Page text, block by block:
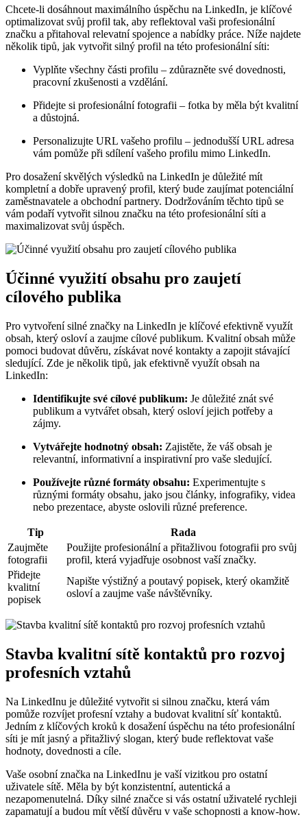
Chcete-li dosáhnout maximálního úspěchu na LinkedIn, je klíčové
optimalizovat svůj profil tak, aby reflektoval vaši profesionální
značku a přitahoval relevatní spojence a nabídky práce. Níže najdete
několik tipů, jak vytvořit silný profil na této profesionální síti:
Vyplňte všechny části profilu – zdůrazněte své dovednosti,
pracovní zkušenosti a vzdělání.
Přidejte si profesionální fotografii – fotka by měla být kvalitní
a důstojná.
Personalizujte URL vašeho profilu – jednodušší URL adresa
vám pomůže při sdílení vašeho profilu mimo LinkedIn.
Pro dosažení skvělých výsledků na LinkedIn je důležité mít
kompletní a dobře upravený profil, který bude zaujímat potenciální
zaměstnavatele a obchodní partnery. Dodržováním těchto tipů se
vám podaří vytvořit silnou značku na této profesionální síti a
maximalizovat svůj úspěch.
Účinné využití obsahu pro zaujetí
cílového publika
Pro vytvoření silné značky na LinkedIn je klíčové efektivně využít
obsah, který osloví a zaujme cílové publikum. Kvalitní obsah může
pomoci budovat důvěru, získávat nové kontakty a zapojit stávající
sledující. Zde je několik tipů, jak efektivně využít obsah na
LinkedIn:
Identifikujte své cílové publikum: Je důležité znát své
publikum a vytvářet obsah, který osloví jejich potřeby a
zájmy.
Vytvářejte hodnotný obsah: Zajistěte, že váš obsah je
relevantní, informativní a inspirativní pro vaše sledující.
Používejte různé formáty obsahu: Experimentujte s
různými formáty obsahu, jako jsou články, infografiky, videa
nebo prezentace, abyste oslovili různé preference.
Tip
Rada
Zaujměte
fotografii
Použijte profesionální a přitažlivou fotografii pro svůj
profil, která vyjadřuje osobnost vaší značky.
Přidejte
kvalitní
popisek
Napište výstižný a poutavý popisek, který okamžitě
osloví a zaujme vaše návštěvníky.
Stavba kvalitní sítě kontaktů pro rozvoj
profesních vztahů
Na LinkedInu je důležité vytvořit si silnou značku, která vám
pomůže rozvíjet profesní vztahy a budovat kvalitní síť kontaktů.
Jedním z klíčových kroků k dosažení úspěchu na této profesionální
síti je mít jasný a přitažlivý slogan, který bude reflektovat vaše
hodnoty, dovednosti a cíle.
Vaše osobní značka na LinkedInu je vaší vizitkou pro ostatní
uživatele sítě. Měla by být konzistentní, autentická a
nezapomenutelná. Díky silné značce si vás ostatní uživatelé rychleji
zapamatují a budou mít větší důvěru v vaše schopnosti a know-how.